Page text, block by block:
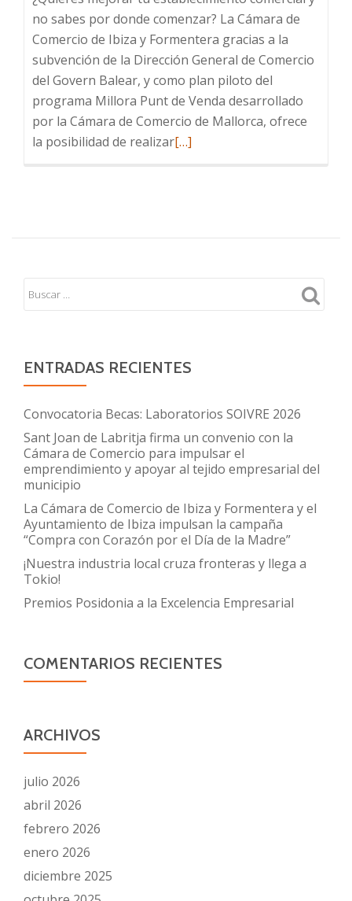
no sabes por donde comenzar? La Cámara de
Comercio de Ibiza y Formentera gracias a la
subvención de la Dirección General de Comercio
del Govern Balear, y como plan piloto del
programa Millora Punt de Venda desarrollado
por la Cámara de Comercio de Mallorca, ofrece
la posibilidad de realizarLeer
ESTABLECIMIENTOS
[…]
ENTRADAS RECIENTES
Convocatoria Becas: Laboratorios SOIVRE 2026
Sant Joan de Labritja firma un convenio con la
Cámara de Comercio para impulsar el
emprendimiento y apoyar al tejido empresarial del
municipio
La Cámara de Comercio de Ibiza y Formentera y el
Ayuntamiento de Ibiza impulsan la campaña
“Compra con Corazón por el Día de la Madre”
¡Nuestra industria local cruza fronteras y llega a
Tokio!
Premios Posidonia a la Excelencia Empresarial
COMENTARIOS RECIENTES
ARCHIVOS
julio 2026
abril 2026
febrero 2026
enero 2026
diciembre 2025